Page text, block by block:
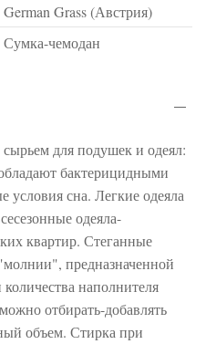
German Grass (Австрия)
Сумка-чемодан
для подушек и одеял:
бактерицидными
условия сна. Легкие одеяла
одеяла-
квартир. Стеганные
предназначенной
наполнителя
отбирать-добавлять
объем. Стирка при